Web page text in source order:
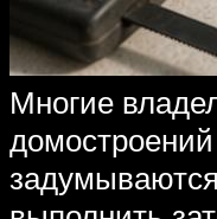
Многие